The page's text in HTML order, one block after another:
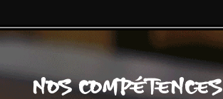
NOS COMPÉTENCES